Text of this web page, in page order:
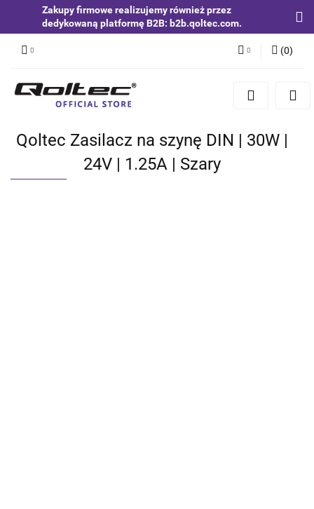
Zakupy firmowe realizujemy również przez
dedykowaną platformę B2B: b2b.qoltec.com.
Zaloguj się
Zgody cookies
(0)
Qoltec Zasilacz na szynę DIN | 30W |
24V | 1.25A | Szary